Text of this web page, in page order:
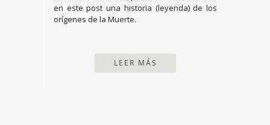
en este post una historia (leyenda) de los
orígenes de la Muerte.
LEER MÁS